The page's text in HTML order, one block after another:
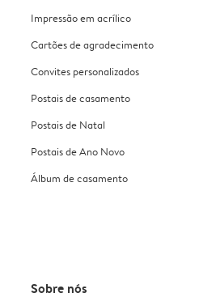
Impressão em acrílico
Cartões de agradecimento
Convites personalizados
Postais de casamento
Postais de Natal
Postais de Ano Novo
Álbum de casamento
Sobre nós